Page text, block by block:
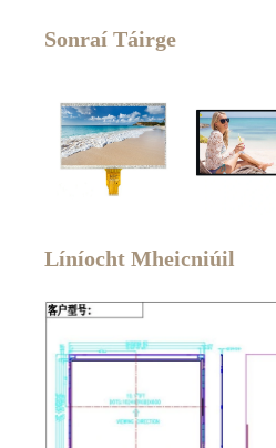
Sonraí Táirge
Líníocht Mheicniúil